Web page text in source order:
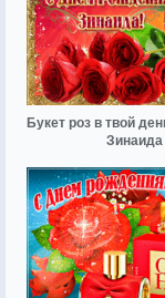
Букет роз в твой
Зинаида